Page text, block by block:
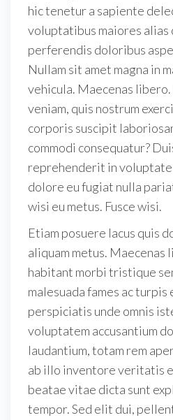
hic tenetur a sapiente
voluptatibus maiores alias
perferendis doloribus
Nullam sit amet magna in
vehicula. Maecenas libero.
veniam, quis nostrum
corporis suscipit
commodi consequatur?
reprehenderit in
dolore eu fugiat nulla
wisi eu metus. Fusce wisi.
Etiam posuere lacus quis
aliquam metus.
habitant morbi tristique
malesuada fames ac turpis
perspiciatis unde omnis
voluptatem accusantium
laudantium, totam rem
ab illo inventore veritatis
beatae vitae dicta sunt
tempor. Sed elit dui,